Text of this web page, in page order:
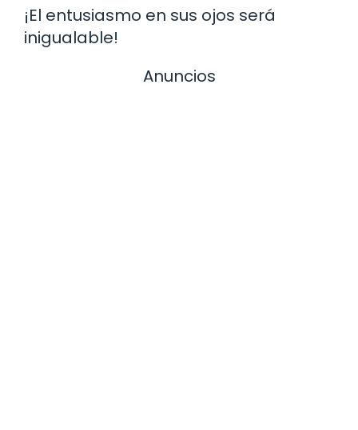
¡El entusiasmo en sus ojos será
inigualable!
Anuncios